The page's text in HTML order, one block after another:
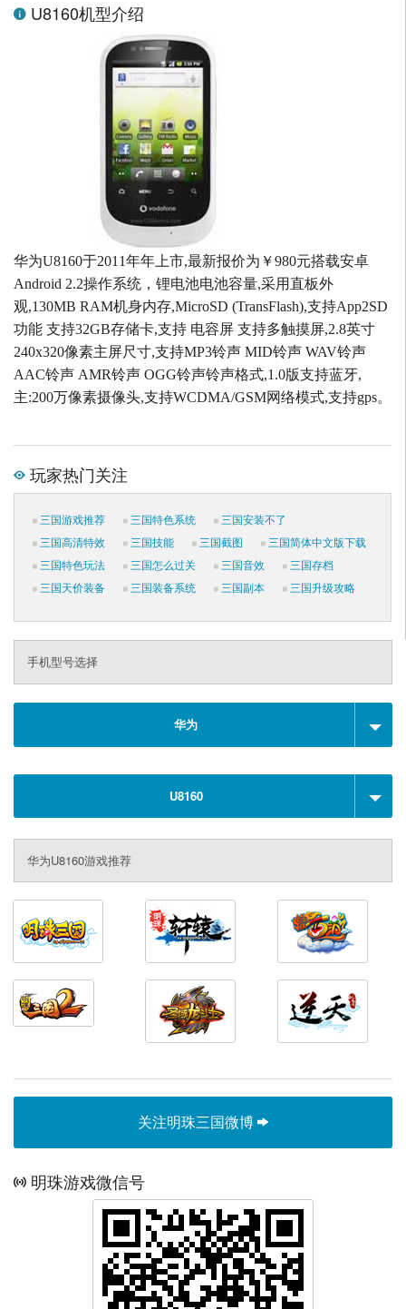
U8160机型介绍
华为U8160于2011年年上市,最新报价为￥980元搭载安卓
Android 2.2操作系统，锂电池电池容量,采用直板外
观,130MB RAM机身内存,MicroSD (TransFlash),支持App2SD
功能 支持32GB存储卡,支持 电容屏 支持多触摸屏,2.8英寸
240x320像素主屏尺寸,支持MP3铃声 MID铃声 WAV铃声
AAC铃声 AMR铃声 OGG铃声铃声格式,1.0版支持蓝牙,
主:200万像素摄像头,支持WCDMA/GSM网络模式,支持gps。
玩家热门关注
三国游戏推荐 三国特色系统
三国安装不了
三国高清特效
三国技能 三国截图
三国简体中文版下载
三国特色玩法
三国怎么过关 三国音效
三国存档
三国天价装备
三国装备系统 三国副本 三国升级攻略
手机型号选择
华为
U8160
华为U8160游戏推荐
关注明珠三国微博
明珠游戏微信号